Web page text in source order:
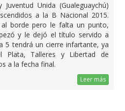
Unida (Gualeguaychú)
a la B Nacional 2015.
borde pero le falta un punto,
y le dejó el título servido a
5 tendrá un cierre infartante, ya
Plata, Talleres y Libertad de
a la fecha final.
Leer más